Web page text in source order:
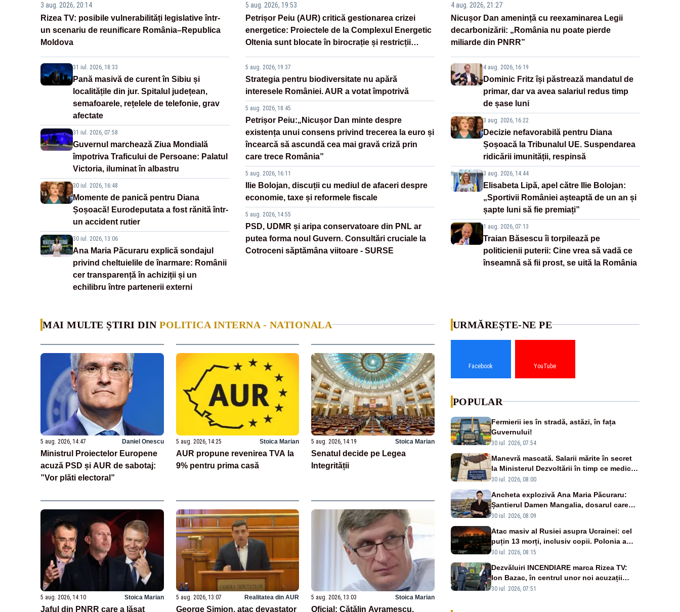
3 aug. 2026, 20:14
Rizea TV: posibile vulnerabilități legislative într-
un scenariu de reunificare România–Republica
Moldova
31 iul. 2026, 18:33
Pană masivă de curent în Sibiu și
localitățile din jur. Spitalul județean,
semafoarele, rețelele de telefonie, grav
afectate
31 iul. 2026, 07:58
Guvernul marchează Ziua Mondială
împotriva Traficului de Persoane: Palatul
Victoria, iluminat în albastru
30 iul. 2026, 16:48
Momente de panică pentru Diana
Șoșoacă! Eurodeputata a fost rănită într-
un accident rutier
30 iul. 2026, 13:06
Ana Maria Păcuraru explică sondajul
privind cheltuielile de înarmare: Românii
cer transparență în achiziții și un
echilibru între partenerii externi
5 aug. 2026, 19:53
Petrișor Peiu (AUR) critică gestionarea crizei
energetice: Proiectele de la Complexul Energetic
Oltenia sunt blocate în birocrație și restricții
5 aug. 2026, 19:37
Strategia pentru biodiversitate nu apără
interesele României. AUR a votat împotrivă
5 aug. 2026, 18:45
Petrișor Peiu:„Nicușor Dan minte despre
existența unui consens privind trecerea la euro și
încearcă să ascundă cea mai gravă criză prin
care trece România”
5 aug. 2026, 16:11
Ilie Bolojan, discuții cu mediul de afaceri despre
economie, taxe și reformele fiscale
5 aug. 2026, 14:55
PSD, UDMR și aripa conservatoare din PNL ar
putea forma noul Guvern. Consultări cruciale la
Cotroceni săptămâna viitoare - SURSE
4 aug. 2026, 21:27
Nicușor Dan amenință cu reexaminarea Legii
decarbonizării: „România nu poate pierde
miliarde din PNRR”
4 aug. 2026, 16:19
Dominic Fritz își păstrează mandatul de
primar, dar va avea salariul redus timp
de șase luni
3 aug. 2026, 16:22
Decizie nefavorabilă pentru Diana
Șoșoacă la Tribunalul UE. Suspendarea
ridicării imunității, respinsă
3 aug. 2026, 14:44
Elisabeta Lipă, apel către Ilie Bolojan:
„Sportivii României așteaptă de un an și
șapte luni să fie premiați”
1 aug. 2026, 07:13
Traian Băsescu îi torpilează pe
politicienii puterii: Cine vrea să vadă ce
înseamnă să fii prost, se uită la România
MAI MULTE ȘTIRI DIN POLITICA INTERNA - NATIONALA
5 aug. 2026, 14:47 Daniel Onescu
Ministrul Proiectelor Europene
acuză PSD și AUR de sabotaj:
”Vor plăti electoral”
5 aug. 2026, 14:25 Stoica Marian
AUR propune revenirea TVA la
9% pentru prima casă
5 aug. 2026, 14:19 Stoica Marian
Senatul decide pe Legea
Integrității
5 aug. 2026, 14:10 Stoica Marian
Jaful din PNRR care a lăsat
5 aug. 2026, 13:07 Realitatea din AUR
George Simion, atac devastator
5 aug. 2026, 13:03 Stoica Marian
Oficial: Cătălin Avramescu,
URMĂREȘTE-NE PE
Facebook YouTube
POPULAR
Fermierii ies în stradă, astăzi, în fața
Guvernului!
30 iul. 2026, 07:54
Manevră mascată. Salarii mărite în secret
la Ministerul Dezvoltării în timp ce medicii
ies în stradă
30 iul. 2026, 08:00
Ancheta explozivă Ana Maria Păcuraru:
Șantierul Damen Mangalia, dosarul care
scufundă apărarea României
30 iul. 2026, 08:09
Atac masiv al Rusiei asupra Ucrainei: cel
puțin 13 morți, inclusiv copii. Polonia a
ridicat avioanele de vânătoare
30 iul. 2026, 08:15
Dezvăluiri INCENDIARE marca Rizea TV:
Ion Bazac, în centrul unor noi acuzații
publice
30 iul. 2026, 07:51